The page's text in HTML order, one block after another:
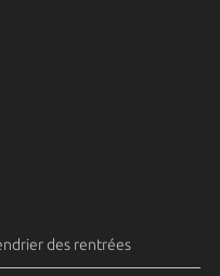
des rentrées